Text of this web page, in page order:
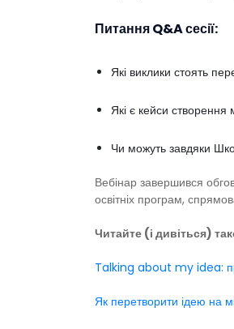
Питання Q&A сесії:
Які виклики стоять
Які є кейси створення
Чи можуть завдяки
Вебінар завершився
освітніх програм,
Читайте (і дивіться)
Talking about my idea:
Як перетворити ідею на